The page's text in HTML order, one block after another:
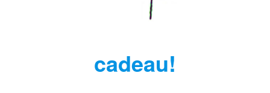
cadeau!